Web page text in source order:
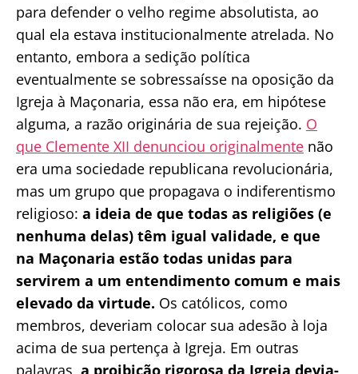
para defender o velho regime absolutista, ao
qual ela estava institucionalmente atrelada. No
entanto, embora a sedição política
eventualmente se sobressaísse na oposição da
Igreja à Maçonaria, essa não era, em hipótese
alguma, a razão originária de sua rejeição. O
que Clemente XII denunciou originalmente não
era uma sociedade republicana revolucionária,
mas um grupo que propagava o indiferentismo
religioso: a ideia de que todas as religiões (e
nenhuma delas) têm igual validade, e que
na Maçonaria estão todas unidas para
servirem a um entendimento comum e mais
elevado da virtude. Os católicos, como
membros, deveriam colocar sua adesão à loja
acima de sua pertença à Igreja. Em outras
palavras, a proibição rigorosa da Igreja devia-